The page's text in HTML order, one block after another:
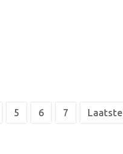
5 6 7 Laatste